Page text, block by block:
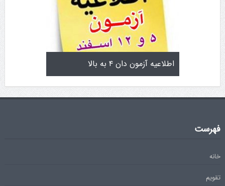
اطلاعیه آزمون دان تولد کایچو سن سی گوگن یاماگوچی
فهرست
خانه
تقویم